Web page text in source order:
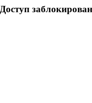
Доступ